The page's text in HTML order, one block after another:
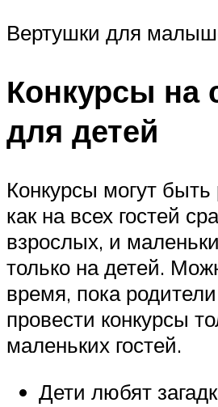
Вертушки для
Конкурсы на
для детей
Конкурсы могут
как на всех гостей
взрослых, и
только на детей.
время, пока
провести конкурсы
маленьких гостей.
Дети любят